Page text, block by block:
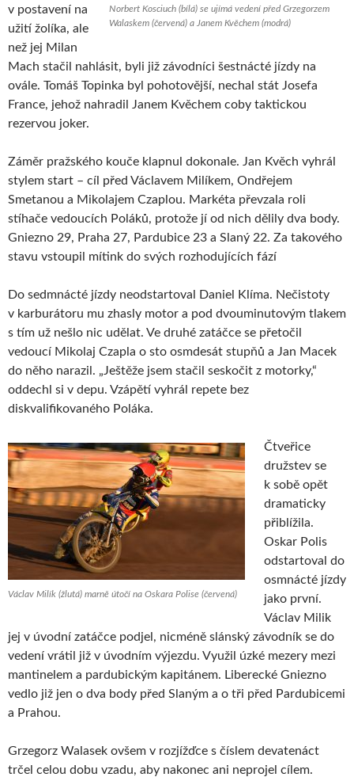
Norbert Kosciuch (bílá) se ujímá vedení před Grzegorzem
Walaskem (červená) a Janem Kvěchem (modrá)
v postavení na
užití žolíka, ale
než jej Milan
Mach stačil nahlásit, byli již závodníci šestnácté jízdy na
ovále. Tomáš Topinka byl pohotovější, nechal stát Josefa
France, jehož nahradil Janem Kvěchem coby taktickou
rezervou joker.
Záměr pražského kouče klapnul dokonale. Jan Kvěch vyhrál
stylem start – cíl před Václavem Milíkem, Ondřejem
Smetanou a Mikolajem Czaplou. Markéta převzala roli
stíhače vedoucích Poláků, protože jí od nich dělily dva body.
Gniezno 29, Praha 27, Pardubice 23 a Slaný 22. Za takového
stavu vstoupil mítink do svých rozhodujících fází
Do sedmnácté jízdy neodstartoval Daniel Klíma. Nečistoty
v karburátoru mu zhasly motor a pod dvouminutovým tlakem
s tím už nešlo nic udělat. Ve druhé zatáčce se přetočil
vedoucí Mikolaj Czapla o sto osmdesát stupňů a Jan Macek
do něho narazil. „Ještěže jsem stačil seskočit z motorky,“
oddechl si v depu. Vzápětí vyhrál repete bez
diskvalifikovaného Poláka.
Václav Milík (žlutá) marně útočí na Oskara Polise (červená)
Čtveřice
družstev se
k sobě opět
dramaticky
přiblížila.
Oskar Polis
odstartoval do
osmnácté jízdy
jako první.
Václav Milik
jej v úvodní zatáčce podjel, nicméně slánský závodník se do
vedení vrátil již v úvodním výjezdu. Využil úzké mezery mezi
mantinelem a pardubickým kapitánem. Liberecké Gniezno
vedlo již jen o dva body před Slaným a o tři před Pardubicemi
a Prahou.
Grzegorz Walasek ovšem v rozjížďce s číslem devatenáct
trčel celou dobu vzadu, aby nakonec ani neprojel cílem.